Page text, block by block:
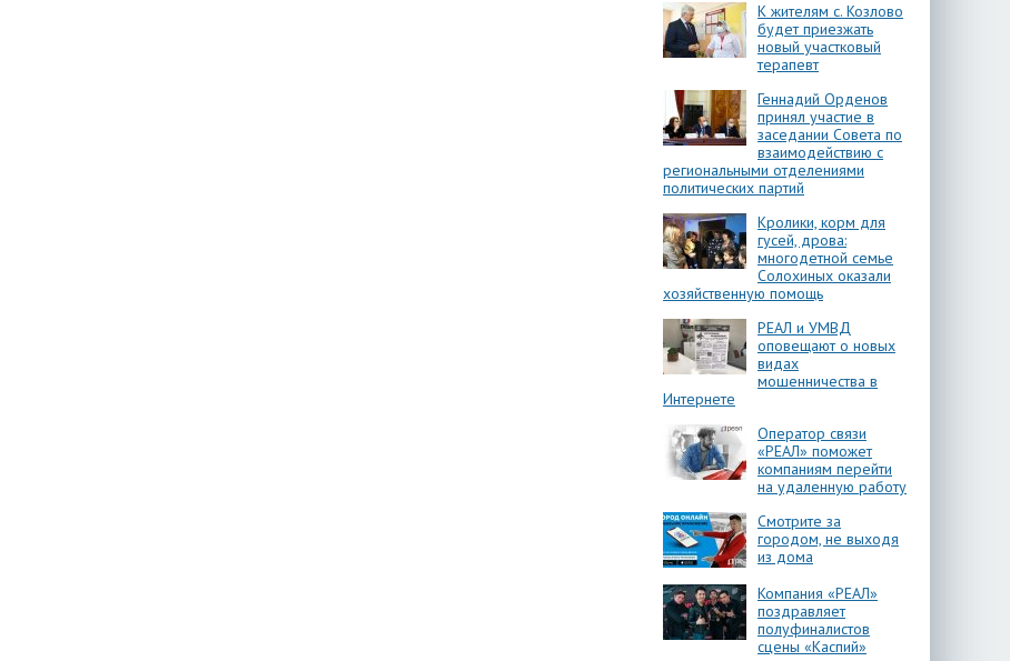
К жителям с. Козлово
будет приезжать
новый участковый
терапевт
Геннадий Орденов
принял участие в
заседании Совета по
взаимодействию с
региональными отделениями
политических партий
Кролики, корм для
гусей, дрова:
многодетной семье
Солохиных оказали
хозяйственную помощь
РЕАЛ и УМВД
оповещают о новых
видах
мошенничества в
Интернете
Оператор связи
«РЕАЛ» поможет
компаниям перейти
на удаленную работу
Смотрите за
городом, не выходя
из дома
Компания «РЕАЛ»
поздравляет
полуфиналистов
сцены «Каспий»